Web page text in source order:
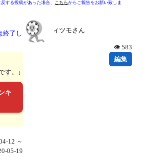
する投稿があった場合、 こちらからご報告をお願い致しま
終了し
す。↓
キ
12 ～
05-19
ィツモさん
👁 583
編集